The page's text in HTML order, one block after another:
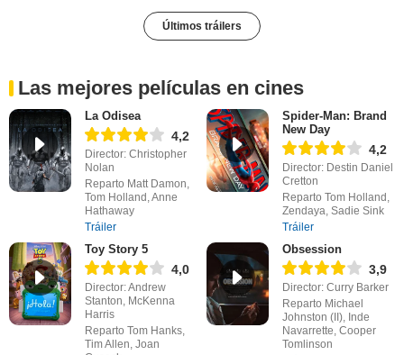
Últimos tráilers
Las mejores películas en cines
La Odisea
4,2
Director: Christopher
Nolan
Reparto Matt Damon,
Tom Holland, Anne
Hathaway
Tráiler
Spider-Man: Brand
New Day
4,2
Director: Destin Daniel
Cretton
Reparto Tom Holland,
Zendaya, Sadie Sink
Tráiler
Toy Story 5
4,0
Director: Andrew
Stanton, McKenna
Harris
Reparto Tom Hanks,
Tim Allen, Joan
Obsession
3,9
Director: Curry Barker
Reparto Michael
Johnston (II), Inde
Navarrette, Cooper
Tomlinson